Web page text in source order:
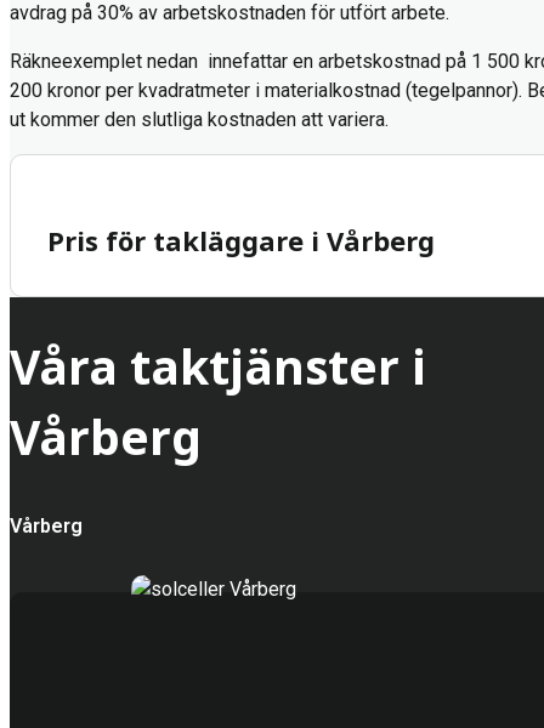
avdrag på 30% av arbetskostnaden för utfört arbete.
Räkneexemplet nedan innefattar en arbetskostnad på 1 500
200 kronor per kvadratmeter i materialkostnad (tegelpannor).
ut kommer den slutliga kostnaden att variera.
Pris för takläggare i Vårberg
Våra taktjänster i
Vårberg
Vårberg